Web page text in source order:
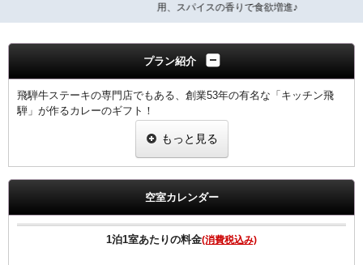
用、スパイスの香りで食欲増進♪
プラン紹介
飛騨牛ステーキの専門店でもある、創業53年の有名な「キッチン飛
騨」が作るカレーのギフト！
が1部屋に1セット付いた宿泊プランです。
※こちらのセットは滞在中にフロントでの受け渡しとなります。
全室Ｗi－Ｆi無料接続＆加湿空気清浄機＆枕元にＵＳＢコンセント完
もっと見る
空室カレンダー
1泊1室あたりの料金(消費税込み)